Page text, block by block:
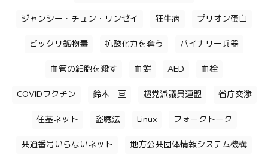
ジャンシー・チュン・リンゼイ 狂牛病 プリオン蛋白
ビックリ鉱物毒 抗酸化力を奪う バイナリー兵器
血管の細胞を殺す 血餅 AED 血栓
COVIDワクチン 鈴木 亘 超党派議員連盟 省庁交渉
住基ネット 盗聴法 Linux フォークトーク
共通番号いらないネット 地方公共団体情報システム機構